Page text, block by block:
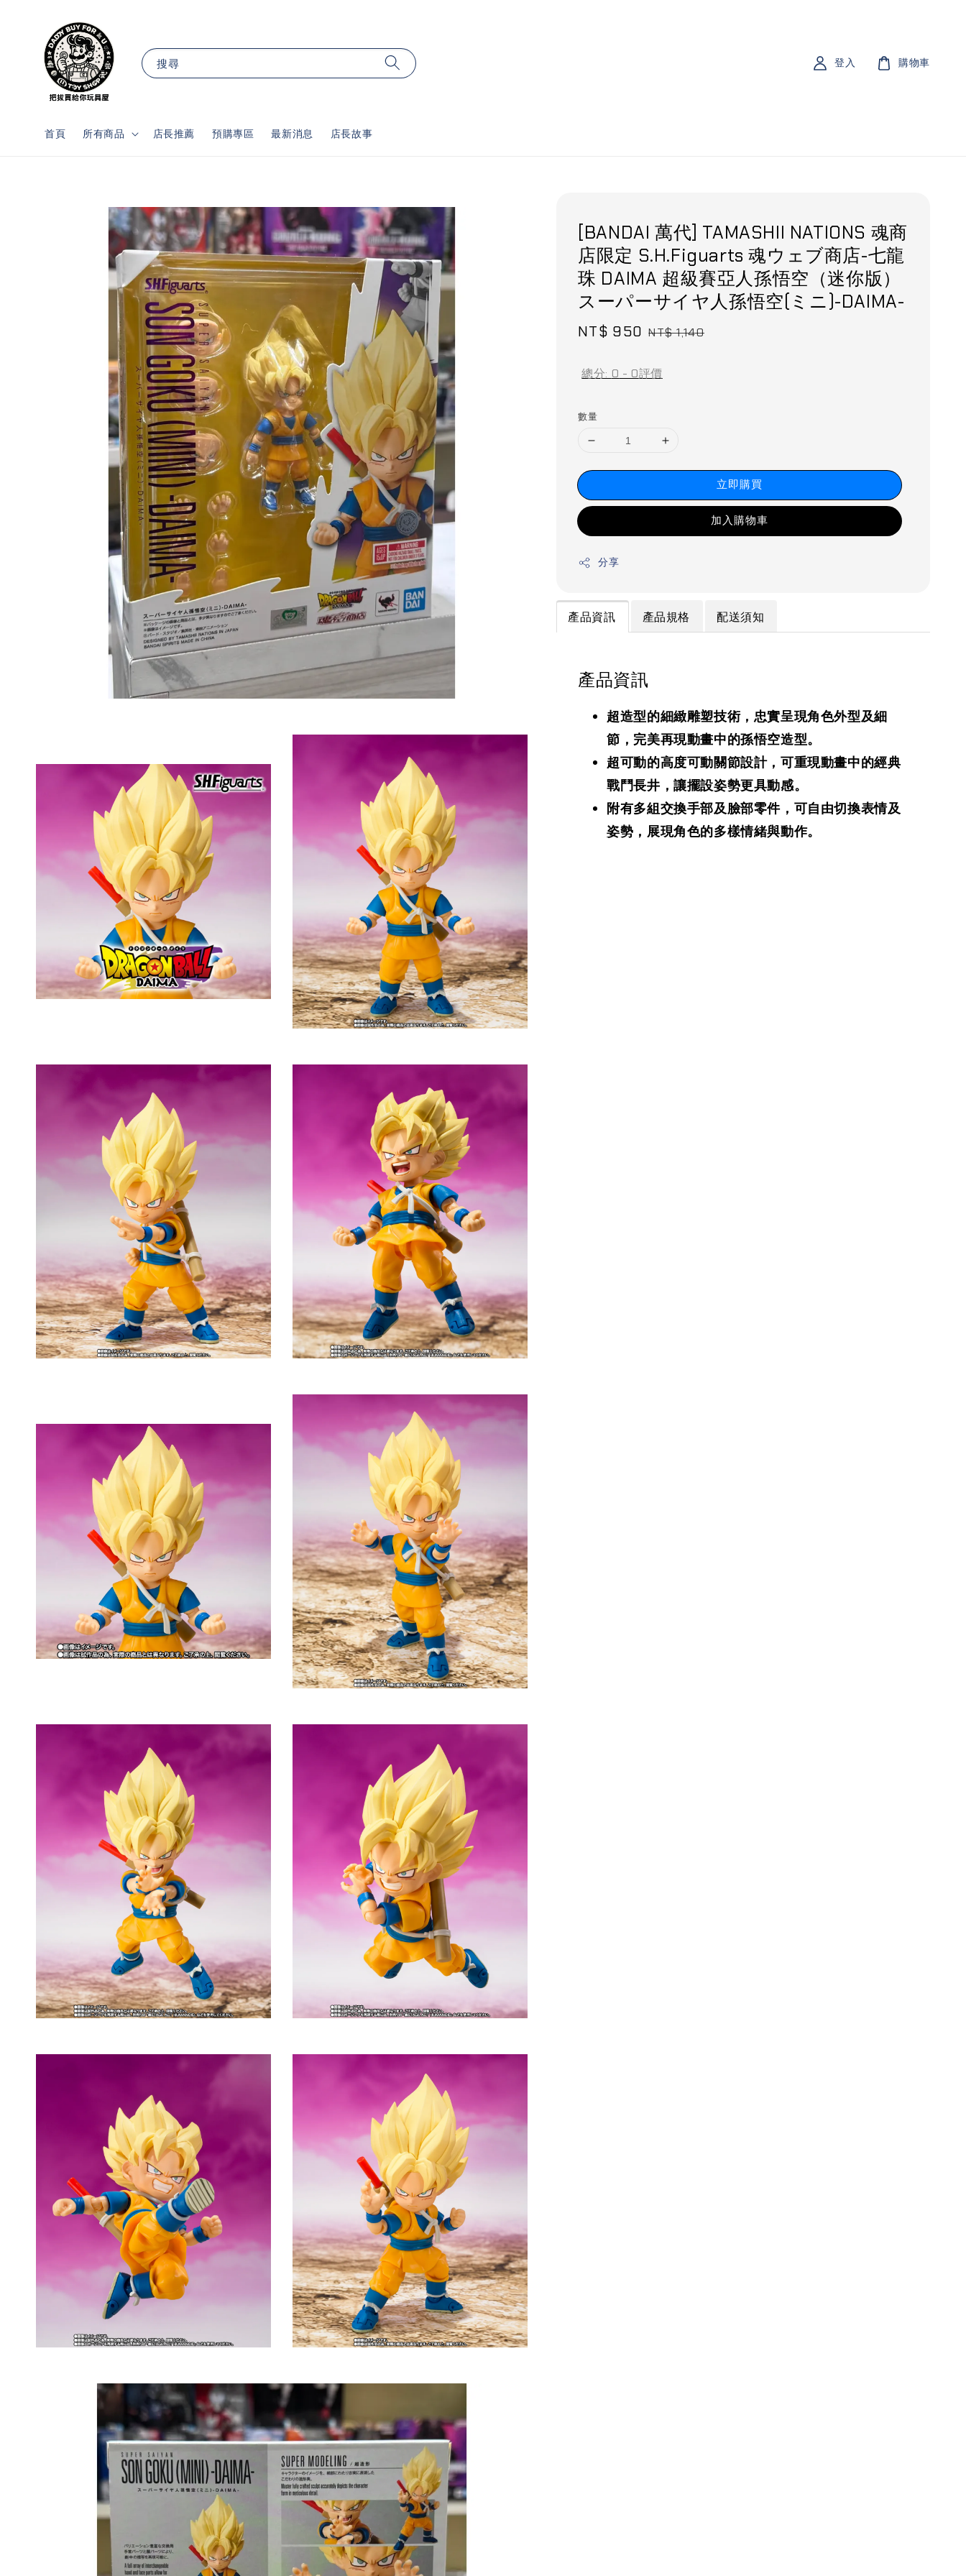
搜尋
首頁 所有商品 店長推薦 預購專區 最新消息 店長故事
登入 購物車
[BANDAI 萬代] TAMASHII NATIONS 魂商
店限定 S.H.Figuarts 魂ウェブ商店-七龍
珠 DAIMA 超級賽亞人孫悟空（迷你版）
スーパーサイヤ人孫悟空(ミニ)-DAIMA-
Sale
NT$ 950 Regular
NT$ 1,140
總分: 0 - 0評價
數量
立即購買
加入購物車
分享
產品資訊 產品規格 配送須知
產品資訊
超造型的細緻雕塑技術，忠實呈現角色外型及細
節，完美再現動畫中的孫悟空造型。
超可動的高度可動關節設計，可重現動畫中的經典
戰鬥長井，讓擺設姿勢更具動感。
附有多組交換手部及臉部零件，可自由切換表情及
姿勢，展現角色的多樣情緒與動作。